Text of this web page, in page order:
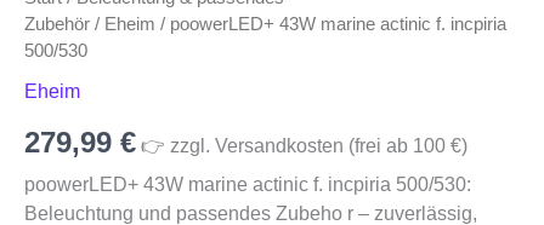
Zubehör / Eheim / poowerLED+ 43W marine actinic f. incpiria
500/530
Eheim
279,99 € 👉 zzgl. Versandkosten (frei ab 100 €)
poowerLED+ 43W marine actinic f. incpiria 500/530:
Beleuchtung und passendes Zubeho r – zuverlässig,